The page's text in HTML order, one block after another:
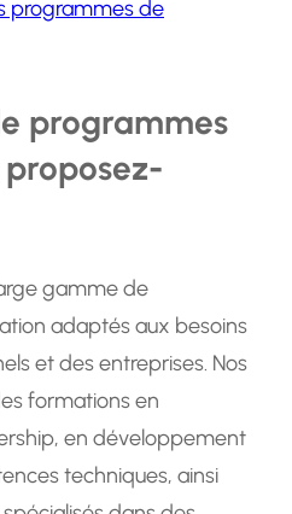
programmes de
programmes
gamme de
adaptés aux besoins
et des entreprises. Nos
formations en
en développement
techniques, ainsi